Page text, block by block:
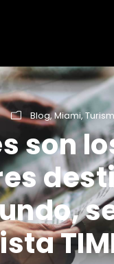
Blog,Miami,
son